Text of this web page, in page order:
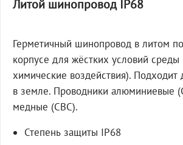
Литой шинопровод IP68
Герметичный шинопровод в литом
корпусе для жёстких условий среды
химические воздействия). Подходит
в земле. Проводники алюминиевые
медные (СВС).
Степень защиты IP68